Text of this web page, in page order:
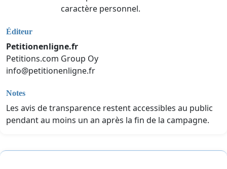
caractère personnel.
Éditeur
Petitionenligne.fr
Petitions.com Group Oy
info@petitionenligne.fr
Notes
Les avis de transparence restent accessibles au public
pendant au moins un an après la fin de la campagne.